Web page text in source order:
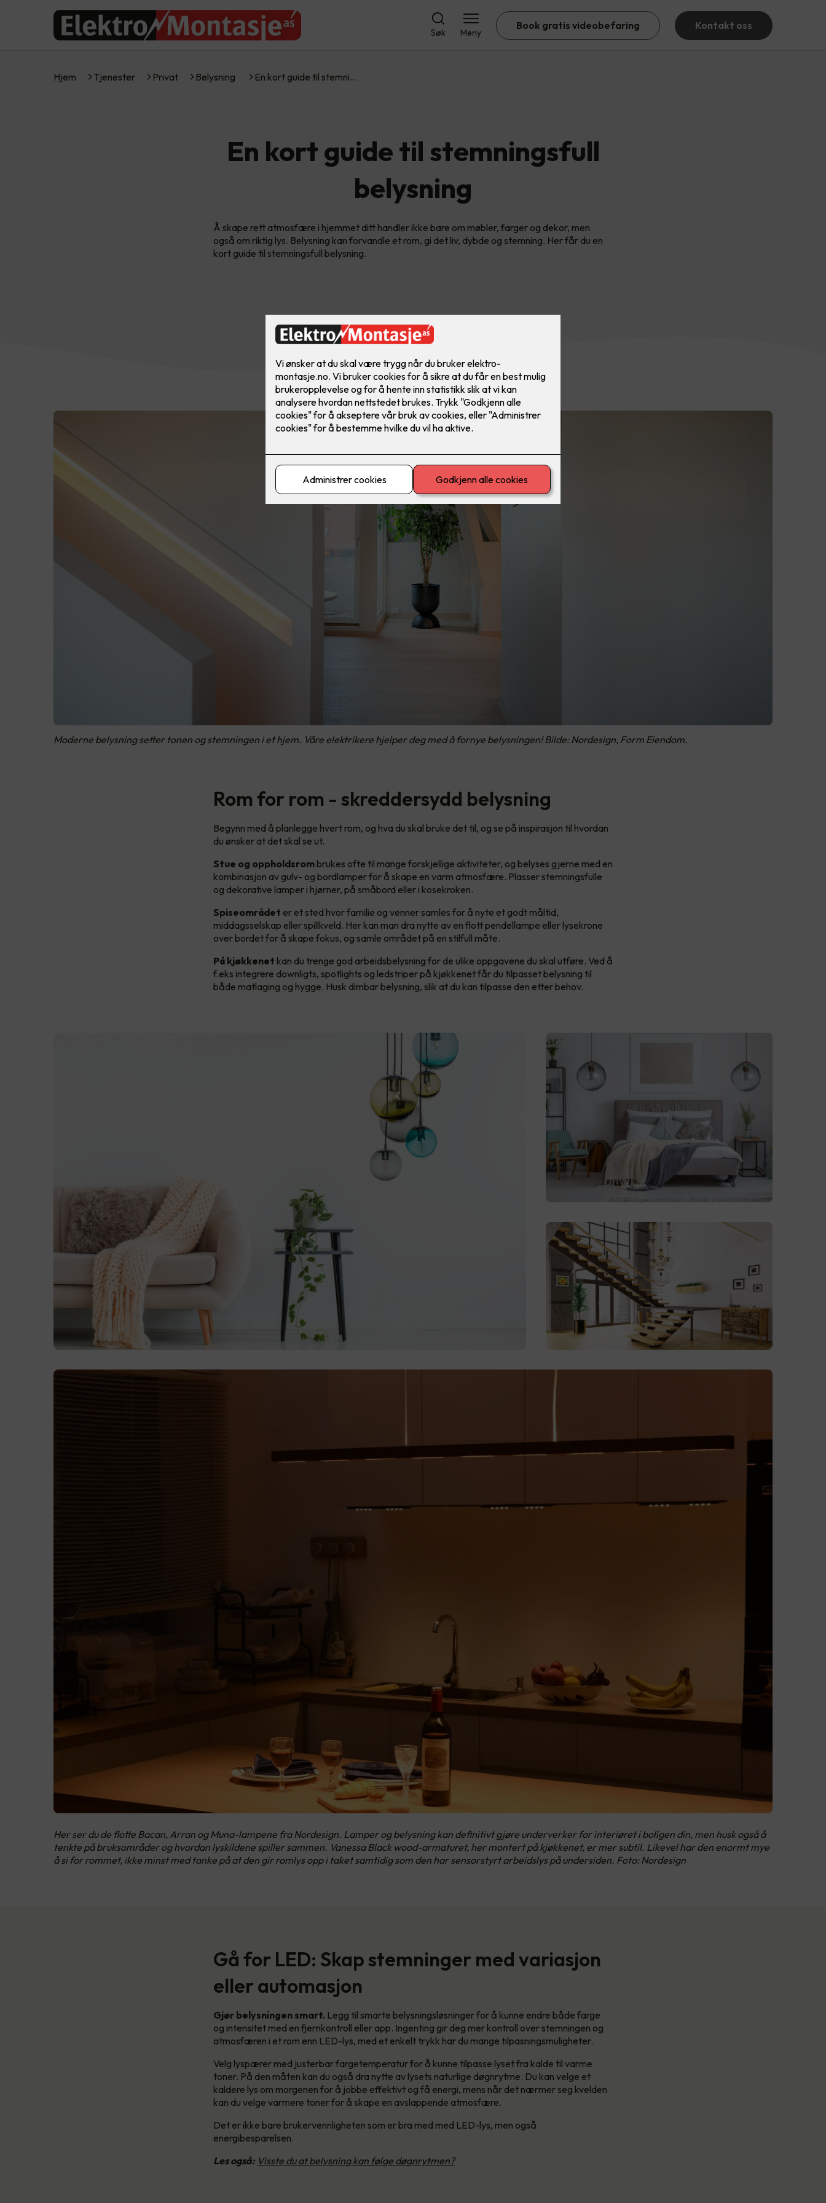
Søk Meny
Book gratis videobefaring Kontakt oss
Hjem Tjenester Privat Belysning En kort guide til stemni…
En kort guide til stemningsfull
belysning
Å skape rett atmosfære i hjemmet ditt handler ikke bare om møbler, farger og dekor, men
også om riktig lys. Belysning kan forvandle et rom, gi det liv, dybde og stemning. Her får du en
kort guide til stemningsfull belysning.
Moderne belysning setter tonen og stemningen i et hjem. Våre elektrikere hjelper deg med å fornye belysningen! Bilde: Nordesign, Form Eiendom.
Rom for rom - skreddersydd belysning
Begynn med å planlegge hvert rom, og hva du skal bruke det til, og se på inspirasjon til hvordan
du ønsker at det skal se ut.
Stue og oppholdsrombrukes ofte til mange forskjellige aktiviteter, og belyses gjerne med en
kombinasjon av gulv- og bordlamper for å skape en varm atmosfære. Plasser stemningsfulle
og dekorative lamper i hjørner, på småbord eller i kosekroken.
Spiseområdet er et sted hvor familie og venner samles for å nyte et godt måltid,
middagsselskap eller spillkveld. Her kan man dra nytte av en flott pendellampe eller lysekrone
over bordet for å skape fokus, og samle området på en stilfull måte.
På kjøkkenet kan du trenge god arbeidsbelysning for de ulike oppgavene du skal utføre. Ved å
f.eks integrere downligts, spotlights og ledstriper på kjøkkenet får du tilpasset belysning til
både matlaging og hygge. Husk dimbar belysning, slik at du kan tilpasse den etter behov.
Her ser du de flotte Bacan, Arran og Muna-lampene fra Nordesign. Lamper og belysning kan definitivt gjøre underverker for interiøret i boligen din, men husk også å
tenkte på bruksområder og hvordan lyskildene spiller sammen. Vanessa Black wood-armaturet, her montert på kjøkkenet, er mer subtil. Likevel har den enormt mye
å si for rommet, ikke minst med tanke på at den gir romlys opp i taket samtidig som den har sensorstyrt arbeidslys på undersiden. Foto: Nordesign
Gå for LED: Skap stemninger med variasjon
eller automasjon
Gjør belysningen smart. Legg til smarte belysningsløsninger for å kunne endre både farge
og intensitet med en fjernkontroll eller app. Ingenting gir deg mer kontroll over stemningen og
atmosfæren i et rom enn LED-lys, med et enkelt trykk har du mange tilpasningsmuligheter.
Velg lyspærer med justerbar fargetemperatur for å kunne tilpasse lyset fra kalde til varme
toner. På den måten kan du også dra nytte av lysets naturlige døgnrytme. Du kan velge et
kaldere lys om morgenen for å jobbe effektivt og få energi, mens når det nærmer seg kvelden
kan du velge varmere toner for å skape en avslappende atmosfære.
Det er ikke bare brukervennligheten som er bra med med LED-lys, men også
energibesparelsen.
Les også: Visste du at belysning kan følge døgnrytmen?